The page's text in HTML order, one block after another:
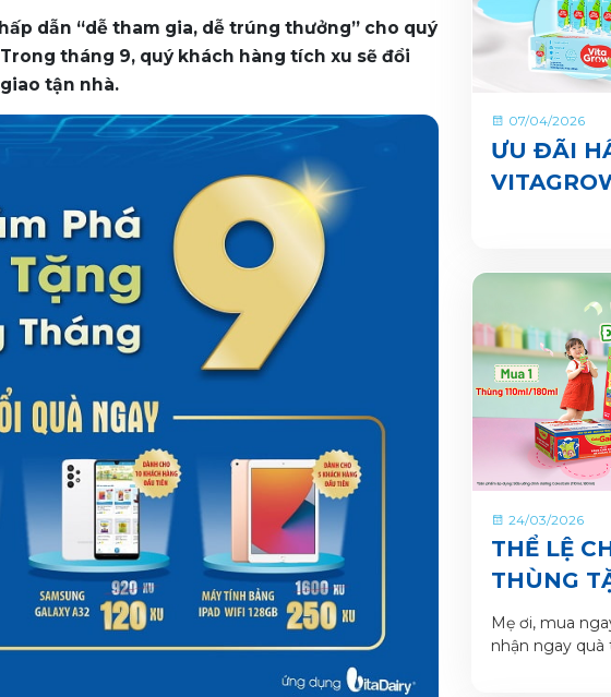
dẫn “dễ tham gia, dễ trúng thưởng” cho quý
tháng 9, quý khách hàng tích xu sẽ đổi
tận nhà.
07/04/2026
ƯU ĐÃI
24/03/2026
THỂ LỆ
THÙNG
Mẹ ơi, mua
nhận ngay quà